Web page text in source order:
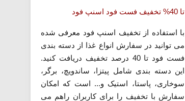
تا 40% تخفیف فست فود اسنپ فود
با استفاده از تخفیف اسنپ فود معرفی شده
می توانید در سفارش انواع غذا از دسته بندی
فست فود تا 40 درصد تخفیف دریافت کنید.
این دسته بندی شامل پیتزا، ساندویچ، برگر،
سوخاری، پاستا، استیک و... است که امکان
سفارش با تخفیف را برای کاربران راهم می